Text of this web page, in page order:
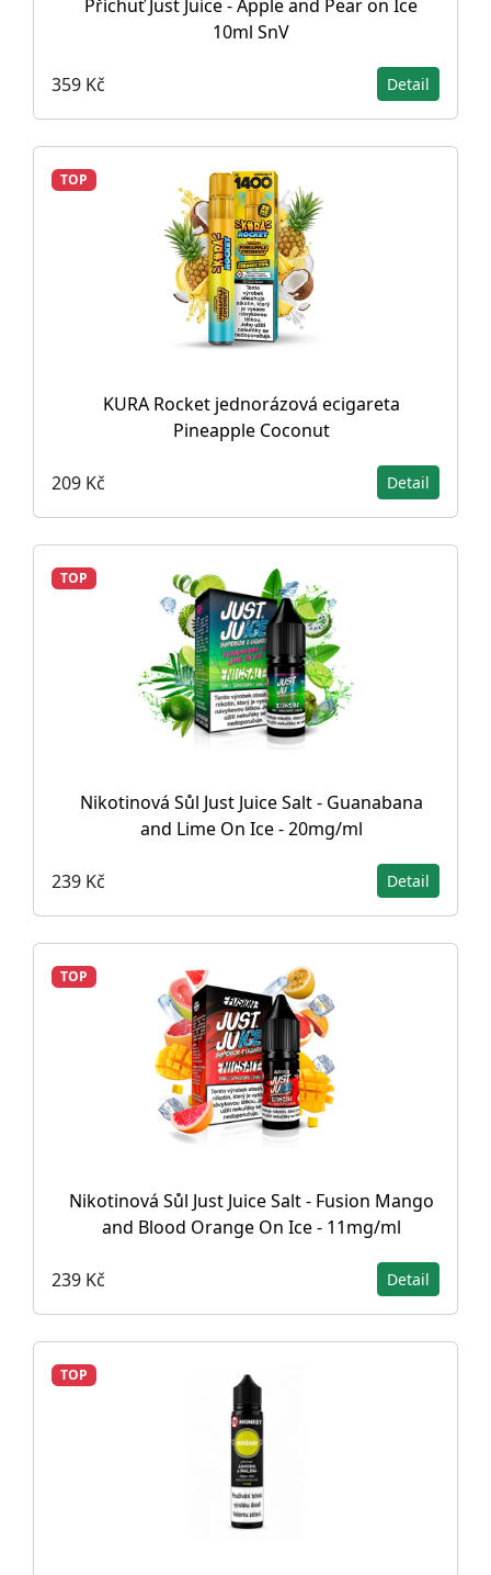
Příchuť Just Juice - Apple and Pear on Ice
10ml SnV
359 Kč Detail
TOP
KURA Rocket jednorázová ecigareta
Pineapple Coconut
209 Kč Detail
TOP
Nikotinová Sůl Just Juice Salt - Guanabana
and Lime On Ice - 20mg/ml
239 Kč Detail
TOP
Nikotinová Sůl Just Juice Salt - Fusion Mango
and Blood Orange On Ice - 11mg/ml
239 Kč Detail
TOP